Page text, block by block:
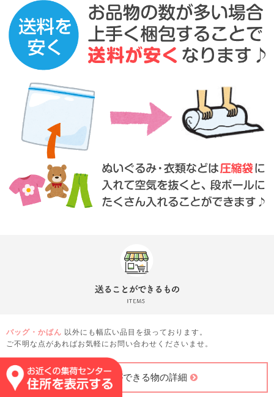
バッグ・かばん 以外にも幅広い品目を扱っております。
ご不明な点があればお気軽にお問い合わせくださいませ。
送ることができる物の詳細